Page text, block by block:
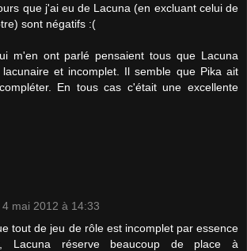
que j'ai eu de Lacuna (en excluant celui de
sont négatifs :(
m'en ont parlé pensaient tous que Lacuna
et incomplet. Il semble que Pika ait
En tous cas c'était une excellente
4 mai 2012 à 14:33
tout de jeu de rôle est incomplet par essence
Lacuna réserve beaucoup de place à